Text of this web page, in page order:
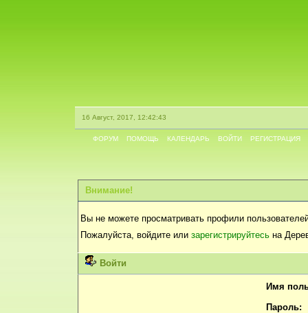
16 Август, 2017, 12:42:43
ФОРУМ ПОМОЩЬ КАЛЕНДАРЬ ВОЙТИ РЕГИСТРАЦИЯ
Внимание!
Вы не можете просматривать профили
Пожалуйста, войдите или зарегистрируйтесь на
Войти
Имя
Пароль: